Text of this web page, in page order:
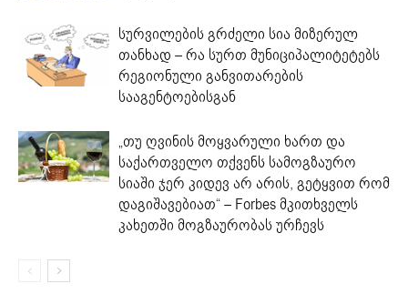
სურვილების გრძელი სია მიზერულ
თანხად – რა სურთ მუნიციპალიტეტებს
რეგიონული განვითარების
სააგენტოებისგან
„თუ ღვინის მოყვარული ხართ და
საქართველო თქვენს სამოგზაურო
სიაში ჯერ კიდევ არ არის, გეტყვით რომ
დაგიშავებიათ“ – Forbes მკითხველს
კახეთში მოგზაურობას ურჩევს